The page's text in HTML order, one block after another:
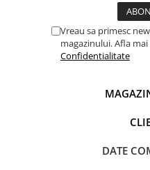
Vreau sa primesc
magazinului. Afla
Confidentialitate
DATE